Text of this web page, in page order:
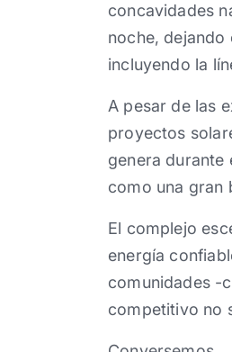
concavidades
noche, dejando
incluyendo la
A pesar de las
proyectos
genera durante
como una gran
El complejo
energía
comunidades -
competitivo no